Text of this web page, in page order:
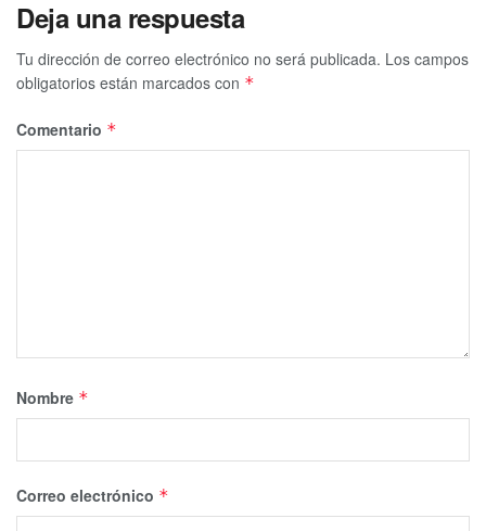
Deja una respuesta
Tu dirección de correo electrónico no será publicada. Los campos
obligatorios están marcados con *
Comentario *
Nombre *
Correo electrónico *